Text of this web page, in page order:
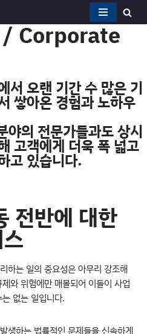
/ Corporate
서 오랜 기간 수 많은 기
쌓아온 경험과 노하우
야의 전문가들과도 상시
고객에게 더욱 폭 넓고
고 있습니다.
전반에 대한
하는 일의 중요성은 아무리 강조해
와 위험에만 매몰되어 이들이 사업
없는 일입니다.
생하는 법률적인 문제들을 신속하게